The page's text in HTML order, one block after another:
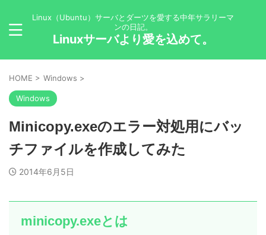
Linux（Ubuntu）サーバとダーツを愛する中年サラリーマ
ンの日記。
Linuxサーバより愛を込めて。
HOME > Windows >
Windows
Minicopy.exeのエラー対処用にバッ
チファイルを作成してみた
2014年6月5日
minicopy.exeとは